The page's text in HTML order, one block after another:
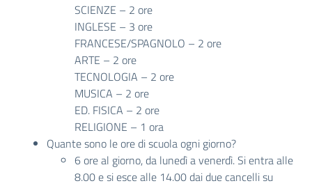
SCIENZE – 2 ore
INGLESE – 3 ore
FRANCESE/SPAGNOLO – 2 ore
ARTE – 2 ore
TECNOLOGIA – 2 ore
MUSICA – 2 ore
ED. FISICA – 2 ore
RELIGIONE – 1 ora
Quante sono le ore di scuola ogni giorno?
6 ore al giorno, da lunedì a venerdì. Si entra alle
8.00 e si esce alle 14.00 dai due cancelli su